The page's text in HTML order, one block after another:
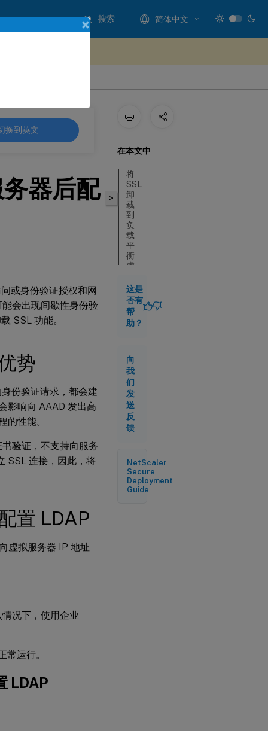
搜索 简体中文
换到英文
器后配
或身份验证授权和网
会出现间歇性身份验
SSL 功能。
势
份验证请求，都会建
影响向 AAAD 发出高
的性能。
验证，不支持向服务
SSL 连接，因此，将
置 LDAP
虚拟服务器 IP 地址
况下，使用企业
运行。
LDAP
>
在本文中
将
SSL
卸
载
到
负
载
平
衡
虚
服
务
器
的
优
将
SSL
卸载
到负
载平
衡虚
拟服
置
LDAP
这是
否有
帮
助？
向
我
们
发
送
反
馈
NetScaler
Secure
Deployment
Guide
×